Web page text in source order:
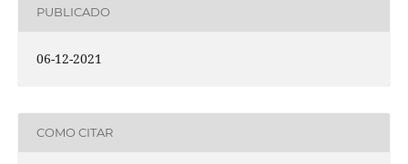
PUBLICADO
06-12-2021
COMO CITAR